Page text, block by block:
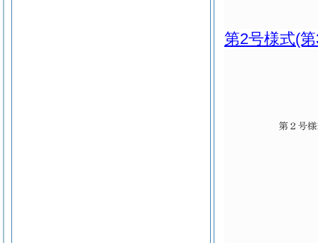
第2号様式(